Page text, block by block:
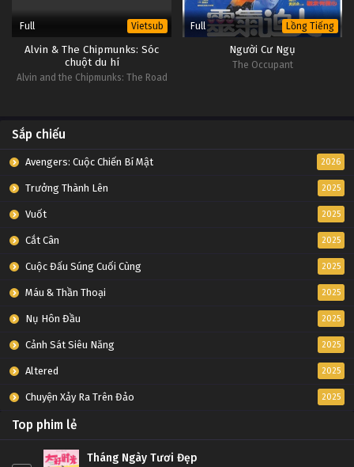
Full Vietsub
Alvin & The Chipmunks: Sóc
chuột du hí
Alvin and the Chipmunks: The Road
Full Lồng Tiếng
Người Cư Ngụ
The Occupant
Sắp chiếu
Avengers: Cuộc Chiến Bí Mật 2026
Trưởng Thành Lên 2025
Vuốt 2025
Cắt Cân 2025
Cuộc Đấu Súng Cuối Cùng 2025
Máu & Thần Thoại 2025
Nụ Hôn Đầu 2025
Cảnh Sát Siêu Năng 2025
Altered 2025
Chuyện Xảy Ra Trên Đảo 2025
Top phim lẻ
Tháng Ngày Tươi Đẹp